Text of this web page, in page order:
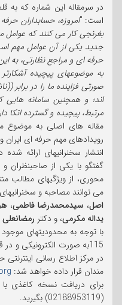
در سرمقاله این شماره که به
است: "امروزه، حسابداران
بغرنجی کار می کنند که عوامل
جدید یکی از آن عوامل مهم
حرفه ای و مراجع نظارتی، به
به موضوعهای پیچیده
صورتی فزاینده ما را در برابر
اند؛ و همچنین سامانه
مرتبط، پیچیده و گسترده اتکا
مقاله های اصلی به موضوع
رویدادهای مهم حرفه ای ایران
انتشار سخنرانیهای ارائه
گفتگو با یکی از صاحبنظران
محوری، از ویژگیهای مطالب
می توانند مصاحبه و
اصل، سیدمحمدرضا فاطمی،
یداله مکرمی، و دکتر رمضانعلی
با توجه به محدودیتهای
115به صورت الکترونیکی و در قالب
در مرکز اطلاع رسانی
مندان قرار داده خواهد شد:
برای دریافت نسخه کاغذی
(02188953119) بگیرید.